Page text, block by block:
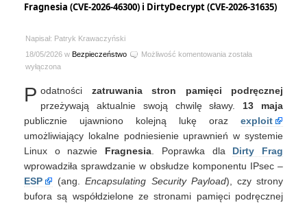
Fragnesia (CVE-2026-46300) i DirtyDecrypt (CVE-2026-31635)
Napisał: Patryk Krawaczyński
18/05/2026 w Bezpieczeństwo Możliwość komentowania Fragnesia
46300)
i
(CVE-
2026-
31635)
została
wyłączona
P odatności zatruwania stron pamięci podręcznej
przeżywają aktualnie swoją chwilę sławy.
13 maja
publicznie ujawniono kolejną lukę oraz exploit
umożliwiający lokalne podniesienie uprawnień w systemie
Linux o nazwie Fragnesia . Poprawka dla Dirty Frag
wprowadziła sprawdzanie w obsłudze komponentu IPsec –
ESP
(ang.Encapsulating Security Payload), czy strony
bufora są współdzielone ze stronami pamięci podręcznej